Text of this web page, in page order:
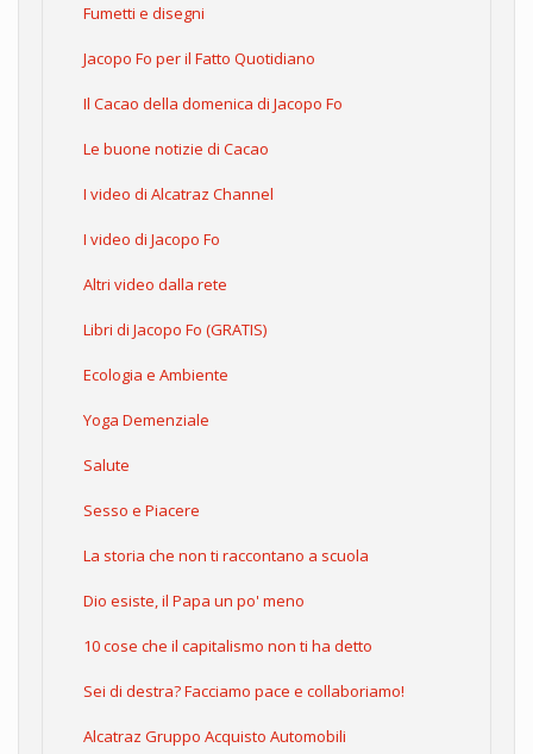
Fumetti e disegni
Jacopo Fo per il Fatto Quotidiano
Il Cacao della domenica di Jacopo Fo
Le buone notizie di Cacao
I video di Alcatraz Channel
I video di Jacopo Fo
Altri video dalla rete
Libri di Jacopo Fo (GRATIS)
Ecologia e Ambiente
Yoga Demenziale
Salute
Sesso e Piacere
La storia che non ti raccontano a scuola
Dio esiste, il Papa un po' meno
10 cose che il capitalismo non ti ha detto
Sei di destra? Facciamo pace e collaboriamo!
Alcatraz Gruppo Acquisto Automobili